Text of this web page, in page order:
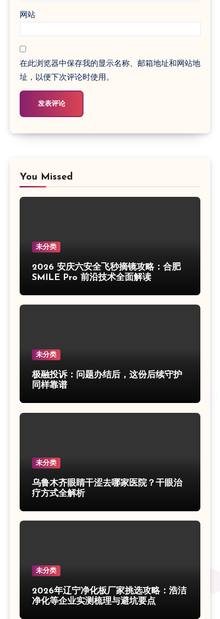
网站
在此浏览器中保存我的显示名称、邮箱地址和网站地
址，以便下次评论时使用。
You Missed
未分类
2026 安庆六安全飞秒摘镜攻略：合肥
SMILE Pro 前沿技术全面解读
未分类
极融投诉：问题办结后，这份后续守护
同样靠谱
未分类
乌鲁木齐眼睛干涩去哪家医院？干眼治
疗方式全解析
未分类
2026年辽宁净化板厂家挑选攻略：浩洁
净化等企业实测梳理与避坑要点